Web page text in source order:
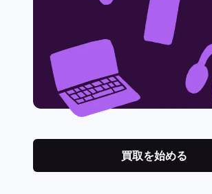
買取を始める